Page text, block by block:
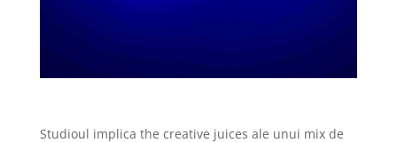
Studioul implica the creative juices ale unui mix de